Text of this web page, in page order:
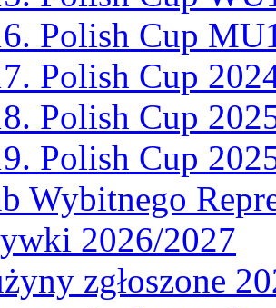
Polish Cup
Polish Cup
Polish Cup
Polish Cup
Wybitnego
2026/2027
zgłoszone